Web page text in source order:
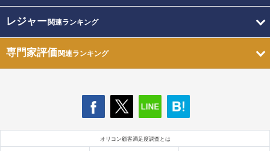
レジャー関連ランキング
専門家評価関連ランキング
オリコン顧客満足度調査とは